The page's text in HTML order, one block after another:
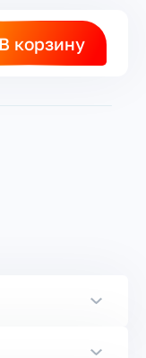
В корзину